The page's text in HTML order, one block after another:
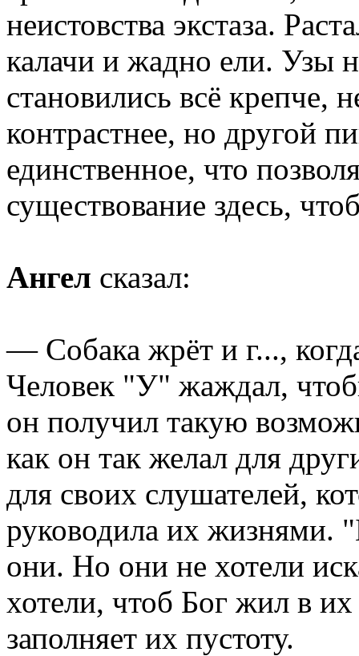
неистовства экстаза.
калачи и жадно ели. Узы
становились всё крепче,
контрастнее, но другой
единственное, что
существование здесь,
Ангел сказал:
— Собака жрёт и г...,
Человек "У" жаждал,
он получил такую
как он так желал для
для своих слушателей,
руководила их жизнями.
они. Но они не хотели
хотели, чтоб Бог жил в
заполняет их пустоту.